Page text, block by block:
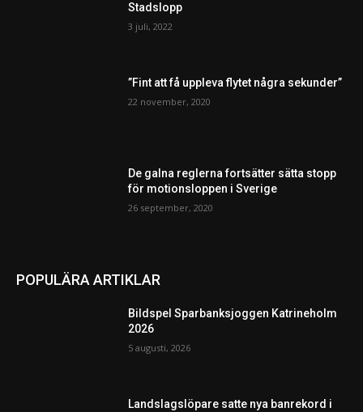
Stadslopp
3 juli, 2022
”Fint att få uppleva flytet några sekunder”
22 november, 2020
De galna reglerna fortsätter sätta stopp
för motionsloppen i Sverige
26 september, 2020
POPULÄRA ARTIKLAR
Bildspel Sparbanksjoggen Katrineholm
2026
5 augusti, 2026
Landslagslöpare satte nya banrekord i